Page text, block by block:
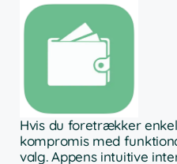
Hvis du foretrækker
kompromis med
valg. Appens intuitive